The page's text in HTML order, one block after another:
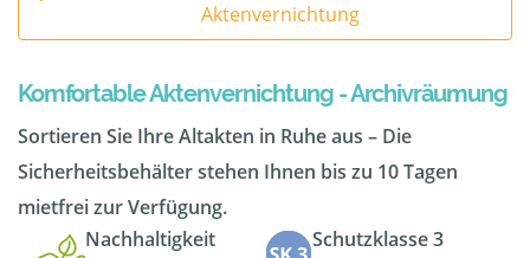
Aktenvernichtung
Komfortable Aktenvernichtung - Archivräumung
Sortieren Sie Ihre Altakten in Ruhe aus – Die
Sicherheitsbehälter stehen Ihnen bis zu 10 Tagen
mietfrei zur Verfügung.
Nachhaltigkeit
Schutzklasse 3